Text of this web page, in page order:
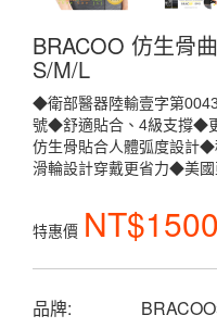
BRACOO 仿生骨
S/M/L
◆衛部醫器陸輸壹字第
號◆舒適貼合、4級支撐◆
仿生骨貼合人體弧度設計
滑輪設計穿戴更省力◆美
特惠價 NT$1500
品牌: